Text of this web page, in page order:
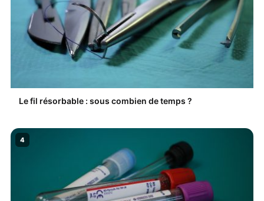
Le fil résorbable : sous combien de temps ?
4